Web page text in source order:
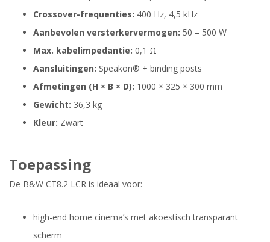
Crossover-frequenties: 400 Hz, 4,5 kHz
Aanbevolen versterkervermogen: 50 – 500 W
Max. kabelimpedantie: 0,1 Ω
Aansluitingen: Speakon® + binding posts
Afmetingen (H × B × D): 1000 × 325 × 300 mm
Gewicht: 36,3 kg
Kleur: Zwart
Toepassing
De B&W CT8.2 LCR is ideaal voor:
high-end home cinema’s met akoestisch transparant
scherm